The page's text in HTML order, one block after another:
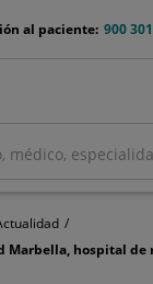
900
al paciente: